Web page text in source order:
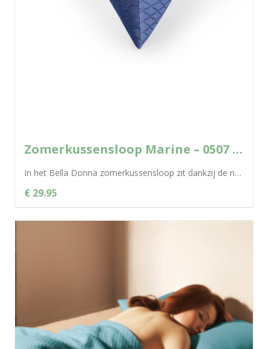
Zomerkussensloop Marine – 0507 Bella Donna
In het Bella Donna zomerkussensloop zit dankzij de natuurlijke cellulosevezel Tencel® een uitgekiend klimaatconcept voor een aangenaam en droog slaapklimaat. De fantastische...
€ 29.95